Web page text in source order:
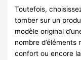
Toutefois,
tomber sur un
modèle original
nombre
confort ou encore